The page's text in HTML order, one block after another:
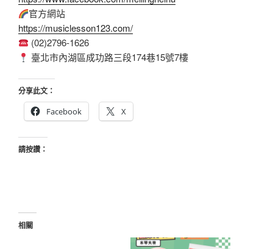
官方網站
https://musiclesson123.com/
(02)2796-1626
臺北市內湖區成功路三段174巷15號7樓
分享此文：
Facebook
X
請按讚：
相關